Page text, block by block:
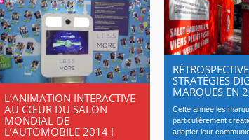
L’ANIMATION INTERACTIVE
AU CŒUR DU SALON
MONDIAL DE
L’AUTOMOBILE 2014 !
STRATÉGIES
MARQUES EN
Cette année les
particulièrement
adapter leur